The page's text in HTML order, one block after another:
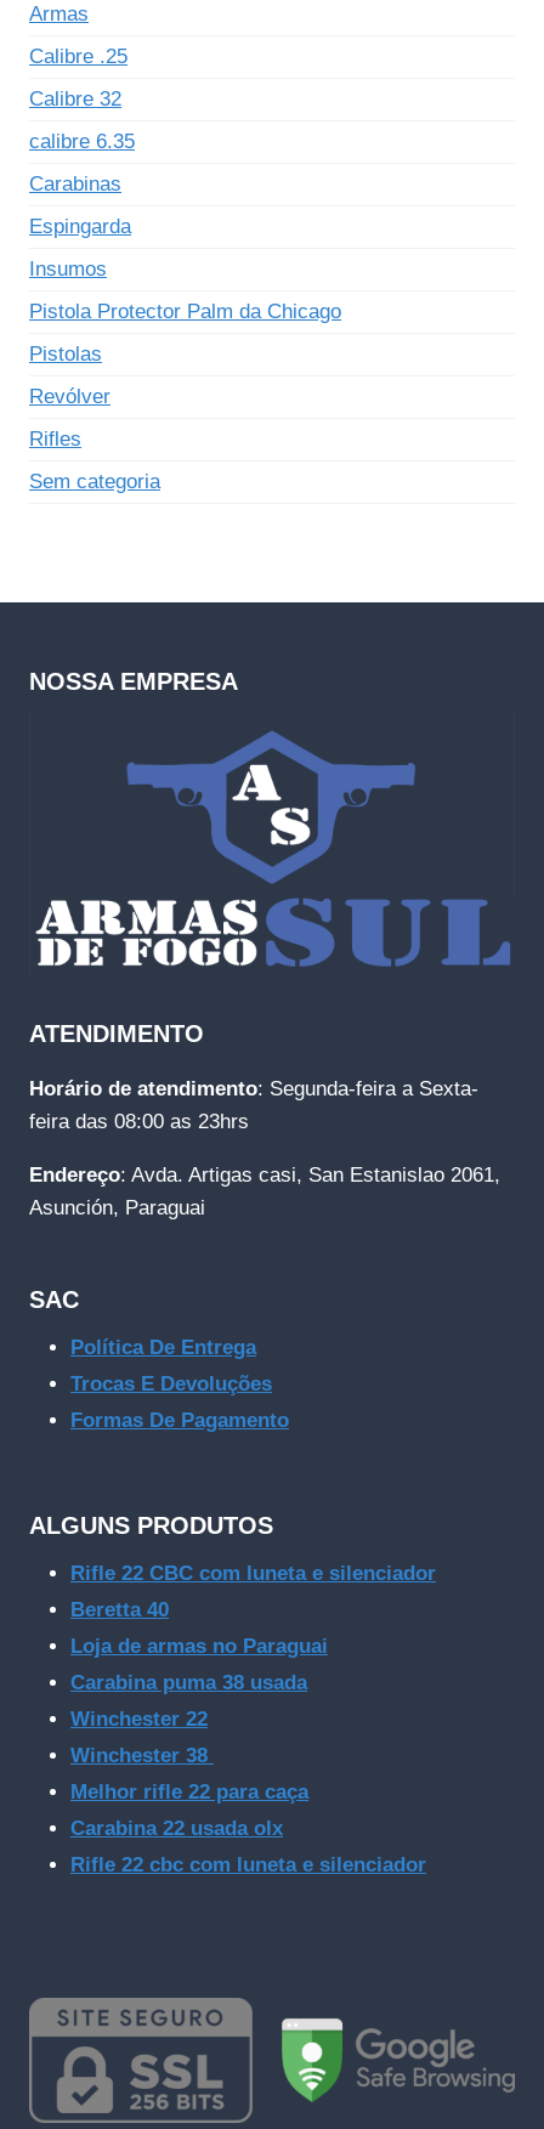
Armas
Calibre .25
Calibre 32
calibre 6.35
Carabinas
Espingarda
Insumos
Pistola Protector Palm da Chicago
Pistolas
Revólver
Rifles
Sem categoria
NOSSA EMPRESA
ATENDIMENTO
Horário de atendimento: Segunda-feira a Sexta-
feira das 08:00 as 23hrs
Endereço: Avda. Artigas casi, San Estanislao 2061,
Asunción, Paraguai
SAC
Política De Entrega
Trocas E Devoluções
Formas De Pagamento
ALGUNS PRODUTOS
Rifle 22 CBC com luneta e silenciador
Beretta 40
Loja de armas no Paraguai
Carabina puma 38 usada
Winchester 22
Winchester 38
Melhor rifle 22 para caça
Carabina 22 usada olx
Rifle 22 cbc com luneta e silenciador